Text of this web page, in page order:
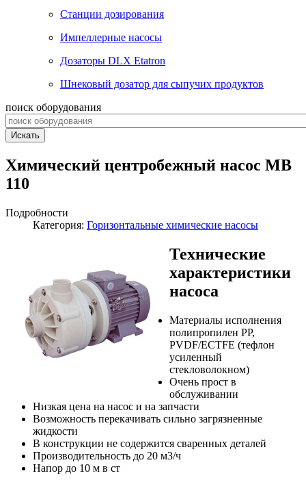
Станции дозирования
Импеллерные насосы
Дозаторы DLX Etatron
Шнековый дозатор для сыпучих продуктов
поиск оборудования
Искать
Химический центробежный насос MB
110
Подробности
Категория: Горизонтальные химические насосы
Технические
характеристики
насоса
Материалы исполнения
полипропилен РР,
PVDF/ECTFE (тефлон
усиленный
стекловолокном)
Очень прост в
обслуживании
Низкая цена на насос и на запчасти
Возможность перекачивать сильно загрязненные
жидкости
В конструкции не содержится сваренных деталей
Производительность до 20 м3/ч
Напор до 10 м в ст